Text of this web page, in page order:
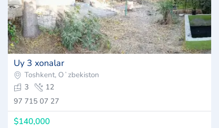
Uy 3 xonalar
Toshkent, Oʻzbekiston
3
12
97 715 07 27
$140,000